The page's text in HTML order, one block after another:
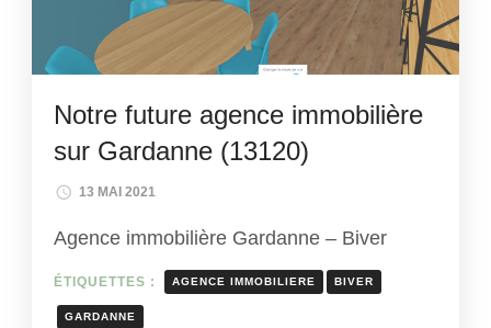
Notre future agence immobilière
sur Gardanne (13120)
13 MAI 2021
Agence immobilière Gardanne – Biver
ÉTIQUETTES : AGENCE IMMOBILIERE BIVER
GARDANNE